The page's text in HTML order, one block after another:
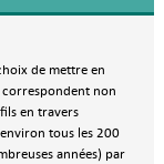
de mettre en
correspondent non
en travers
tous les 200
années) par